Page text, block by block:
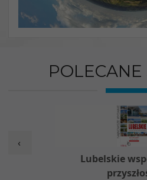
POLECANE
Lubelskie
‹